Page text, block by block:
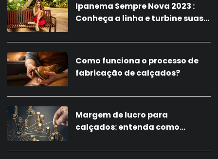
Ipanema Sempre Nova 2023 :
Conheça a linha e turbine suas
Como funciona o processo de
fabricação de calçados?
Margem de lucro para
calçados: entenda como